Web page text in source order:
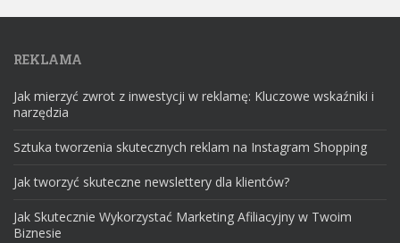
REKLAMA
Jak mierzyć zwrot z inwestycji w reklamę: Kluczowe wskaźniki i
narzędzia
Sztuka tworzenia skutecznych reklam na Instagram Shopping
Jak tworzyć skuteczne newslettery dla klientów?
Jak Skutecznie Wykorzystać Marketing Afiliacyjny w Twoim
Biznesie